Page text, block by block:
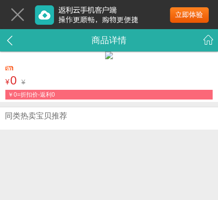
商品详情
¥0 ¥
￥0=折扣价-返利0
同类热卖宝贝推荐